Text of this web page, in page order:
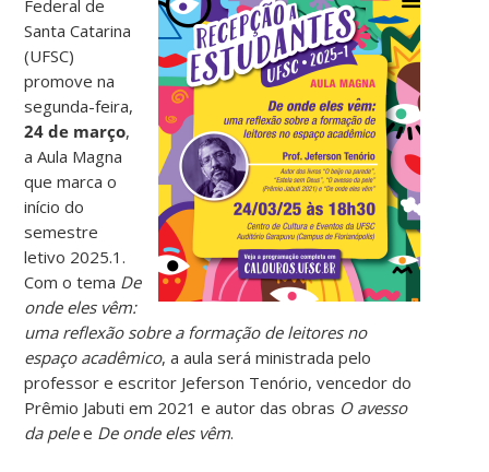
Federal de
Santa Catarina
(UFSC)
promove na
segunda-feira,
24 de março,
a Aula Magna
que marca o
início do
semestre
letivo 2025.1.
Com o tema De
onde eles vêm:
uma reflexão sobre a formação de leitores no
espaço acadêmico, a aula será ministrada pelo
professor e escritor Jeferson Tenório, vencedor do
Prêmio Jabuti em 2021 e autor das obras O avesso
da pelee De onde eles vêm.